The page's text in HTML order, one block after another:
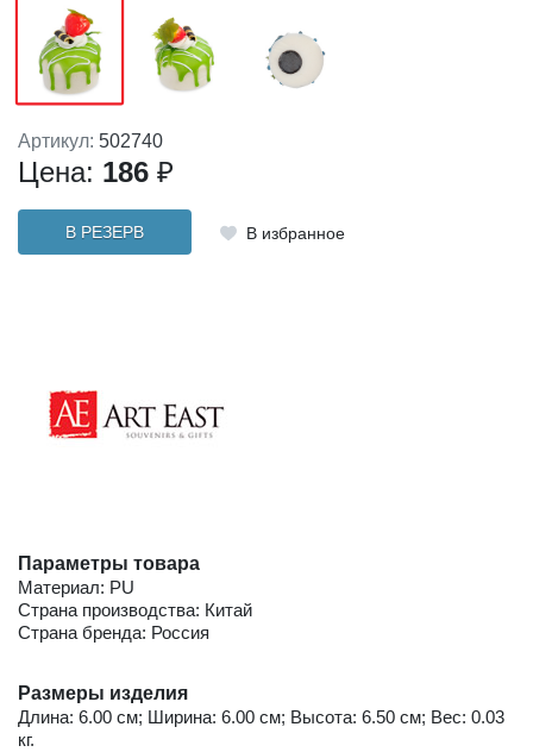
Артикул: 502740
Цена: 186 ₽
В РЕЗЕРВ В избранное
Параметры товара
Материал: PU
Страна производства: Китай
Страна бренда: Россия
Размеры изделия
Длина: 6.00 см; Ширина: 6.00 см; Высота: 6.50 см; Вес: 0.03
кг.